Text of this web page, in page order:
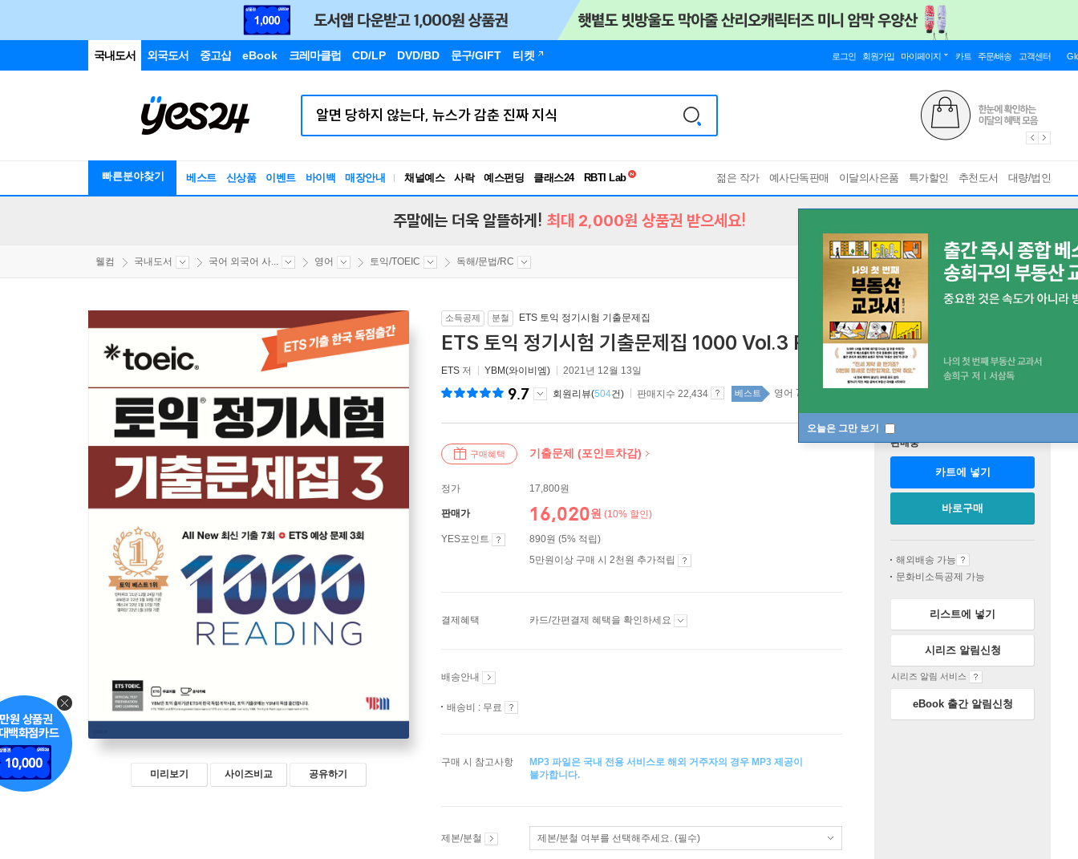
국내도서 외국도서 중고샵 eBook 크레마클럽 CD/LP DVD/BD 문구/GIFT 티켓 로그인 회원가입 마이페이지 카트 주문/배송 고객센터
빠른분야찾기 베스트 신상품 이벤트 바이백 매장안내 채널예스 사락 예스펀딩 클래스24
RBTI Lab
독서유형검사
젊은 작가 예사단독판매 이달의사은품 특가할인 추천도서 대량/법인
오늘은 그만 보기
주말에는 더욱 알뜰하게! 최대 2,000원 상품권 받으세요!
웰컴 국내도서 국어 외국어 사... 영어 토익/TOEIC 독해/문법/RC
미리보기 사이즈비교 공유하기
소득공제 분철 ETS 토익 정기시험 기출문제집
ETS 토익 정기시험 기출문제집 1000 Vol.3 READING 리딩
ETS 저 YBM(와이비엠) 2021년 12월 13일
9.7 회원리뷰(504건) 판매지수 22,434 베스트 영어 73위
구매혜택 기출문제 (포인트차감)
정가 17,800원
판매가 16,020원 (10% 할인)
YES포인트
890원 (5% 적립)
5만원이상 구매 시 2천원 추가적립
결제혜택 카드/간편결제 혜택을 확인하세요
배송안내
배송비 : 무료
구매 시 참고사항
MP3 파일은 국내 전용 서비스로 해외 거주자의 경우 MP3 제공이
불가합니다.
제본/분철 제본/분철 여부를 선택해주세요. (필수)
판매중
카트에 넣기
바로구매
해외배송 가능
문화비소득공제 가능
리스트에 넣기
시리즈 알림신청
시리즈 알림 서비스
eBook 출간 알림신청